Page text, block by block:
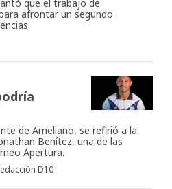
que el trabajo de
afrontar un segundo
de Ameliano, se refirió a la
Benítez, una de las
Apertura.
D10